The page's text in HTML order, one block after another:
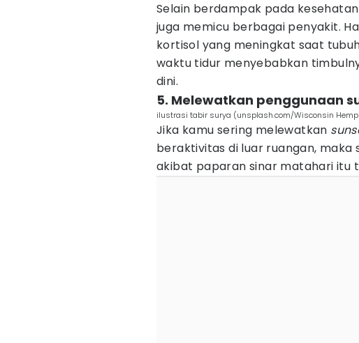
Selain berdampak pada
juga memicu berbagai penyakit.
kortisol yang meningkat saat
waktu tidur menyebabkan
dini.
5. Melewatkan penggunaan
ilustrasi tabir surya (unsplash.com/Wisconsin
Jika kamu sering melewatkan
beraktivitas di luar ruangan, maka
akibat paparan sinar matahari itu